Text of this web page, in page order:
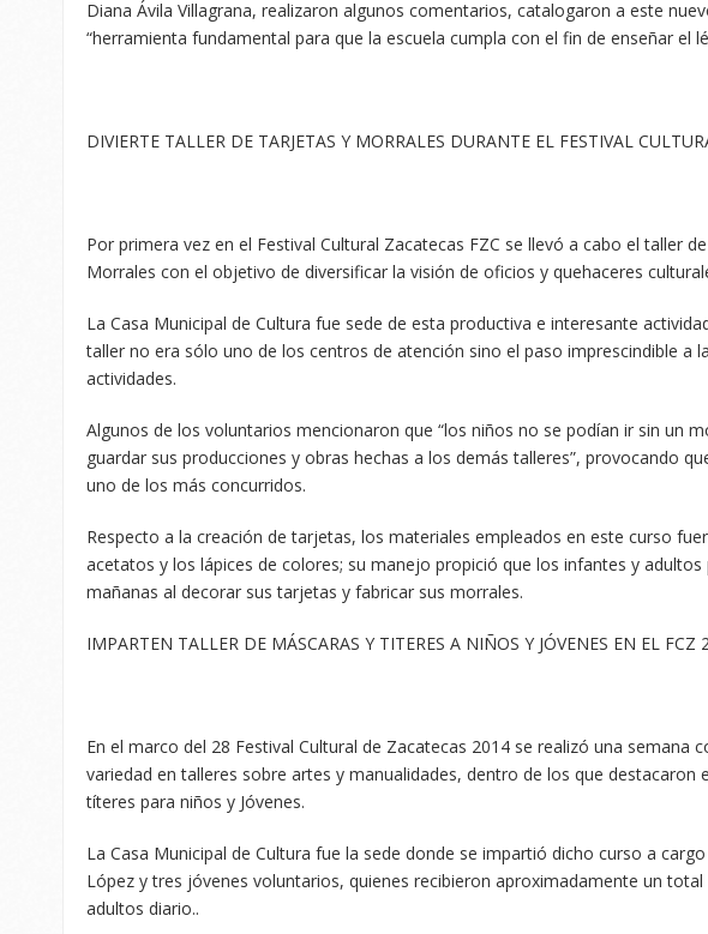
Diana Ávila Villagrana, realizaron algunos comentarios, catalogaron a este
“herramienta fundamental para que la escuela cumpla con el fin de enseñar el
DIVIERTE TALLER DE TARJETAS Y MORRALES DURANTE EL FESTIVAL
Por primera vez en el Festival Cultural Zacatecas FZC se llevó a cabo el taller
Morrales con el objetivo de diversificar la visión de oficios y quehaceres
La Casa Municipal de Cultura fue sede de esta productiva e interesante
taller no era sólo uno de los centros de atención sino el paso imprescindible a
actividades.
Algunos de los voluntarios mencionaron que “los niños no se podían ir sin un
guardar sus producciones y obras hechas a los demás talleres”, provocando
uno de los más concurridos.
Respecto a la creación de tarjetas, los materiales empleados en este curso
acetatos y los lápices de colores; su manejo propició que los infantes y
mañanas al decorar sus tarjetas y fabricar sus morrales.
IMPARTEN TALLER DE MÁSCARAS Y TITERES A NIÑOS Y JÓVENES EN EL FCZ
En el marco del 28 Festival Cultural de Zacatecas 2014 se realizó una semana
variedad en talleres sobre artes y manualidades, dentro de los que destacaron
títeres para niños y Jóvenes.
La Casa Municipal de Cultura fue la sede donde se impartió dicho curso a cargo
López y tres jóvenes voluntarios, quienes recibieron aproximadamente un total
adultos diario..